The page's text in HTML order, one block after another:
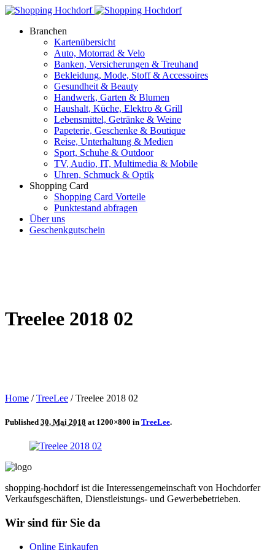
Branchen
Kartenübersicht
Auto, Motorrad & Velo
Banken, Versicherungen & Treuhand
Bekleidung, Mode, Stoff & Accessoires
Gesundheit & Beauty
Handwerk, Garten & Blumen
Haushalt, Küche, Elektro & Grill
Lebensmittel, Getränke & Weine
Papeterie, Geschenke & Boutique
Reise, Unterhaltung & Medien
Sport, Schuhe & Outdoor
TV, Audio, IT, Multimedia & Mobile
Uhren, Schmuck & Optik
Shopping Card
Shopping Card Vorteile
Punktestand abfragen
Über uns
Geschenkgutschein
Treelee 2018 02
Home /TreeLee /Treelee 2018 02
Published 30. Mai 2018 at 1200×800 in TreeLee.
shopping-hochdorf ist die Interessengemeinschaft von Hochdorfer
Verkaufsgeschäften, Dienstleistungs- und Gewerbebetrieben.
Wir sind für Sie da
Online Einkaufen